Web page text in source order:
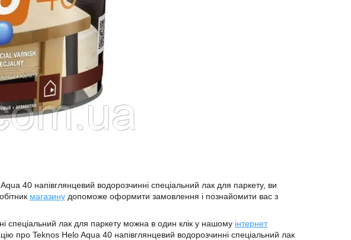
40 напівглянцевий водорозчинні спеціальний лак для паркету, ви
магазину допоможе оформити замовлення і познайомити вас з
спеціальний лак для паркету можна в один клік у нашому інтернет
про Teknos Helo Aqua 40 напівглянцевий водорозчинні спеціальний лак